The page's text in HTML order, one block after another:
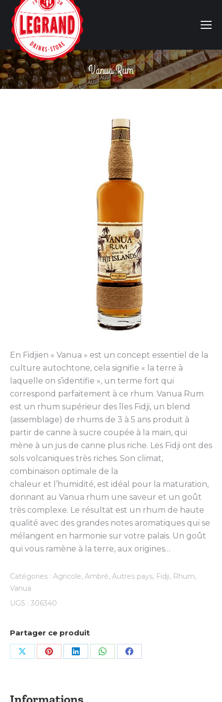
Vanua Rum
Vous êtes ici :
En Fidjien « Vanua » est un concept essentiel de la
culture autochtone, cela signifie « la terre à
laquelle on s’identifie », un terme fort qui
correspond parfaitement à ce rhum. Vanua Rum
est un rhum supérieur des îles Fidji, un blend
(assemblage) de rhums de 3 à 5 ans produit à
partir de canne à sucre coupée à la main, qui
mène à un jus de canne plus riche. Les Fidji ont des
sols volcaniques très riches. Son climat,
combinaison optimale de la
chaleur et l’humidité, est idéal pour la maturation,
donnant au Vanua rhum une saveur et un goût
très complexe. Le résultat est un rhum de haute
qualité avec des grandes notes aromatiques qui se
mélangent en harmonie sur votre palais. Un goût
qui vous ramène à la terre, aux origines…
Catégories : Agricole, Ambré, Autres pays, Fidji, Rhum,
Vanua
UGS : 306340
Partager ce produit
Share Share Share Share Share